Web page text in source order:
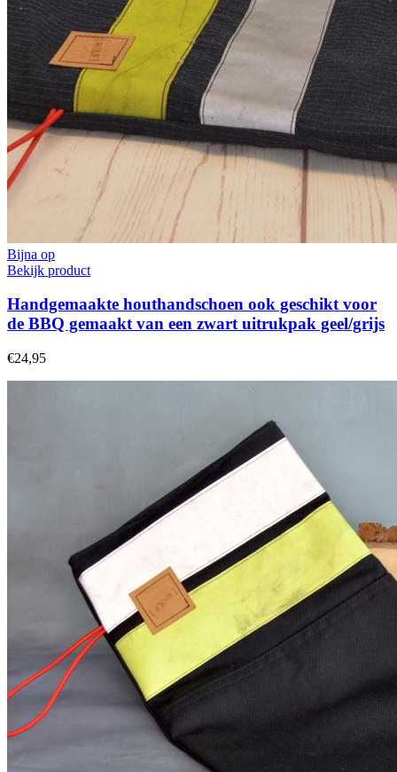
Bijna op
Bekijk product
Handgemaakte houthandschoen ook geschikt voor
de BBQ gemaakt van een zwart uitrukpak geel/grijs
€24,95